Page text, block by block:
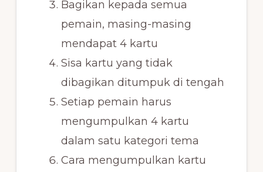
Bagikan kepada semua
pemain, masing-masing
mendapat 4 kartu
Sisa kartu yang tidak
dibagikan ditumpuk di tengah
Setiap pemain harus
mengumpulkan 4 kartu
dalam satu kategori tema
Cara mengumpulkan kartu